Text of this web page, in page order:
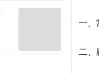
一、
二